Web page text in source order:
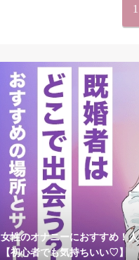
1
女性のオナニーにおすすめ！
【初心者でも気持ちいい♡】